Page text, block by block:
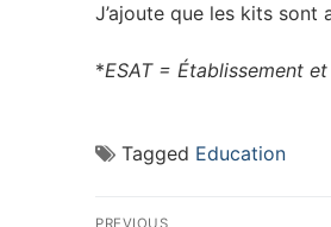
J’ajoute que les kits sont
*ESAT = Établissement
Tagged Education
PREVIOUS